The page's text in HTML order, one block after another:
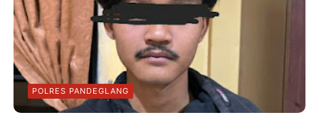
POLRES PANDEGLANG